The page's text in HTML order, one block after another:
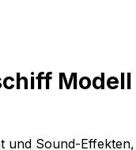
Sound-